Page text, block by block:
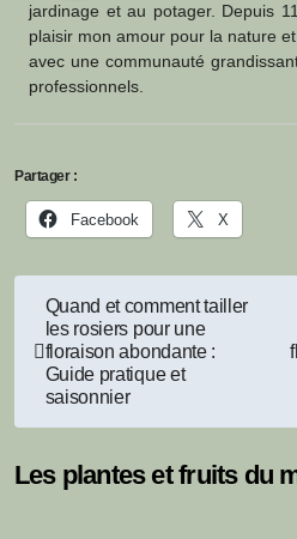
jardinage et au potager. Depuis
plaisir mon amour pour la nature
avec une communauté
professionnels.
Partager :
Facebook X
Navigation
de
l’article
Quand et comment tailler
les rosiers pour une
floraison abondante :
Guide pratique et
saisonnier
Les plantes et fruits du